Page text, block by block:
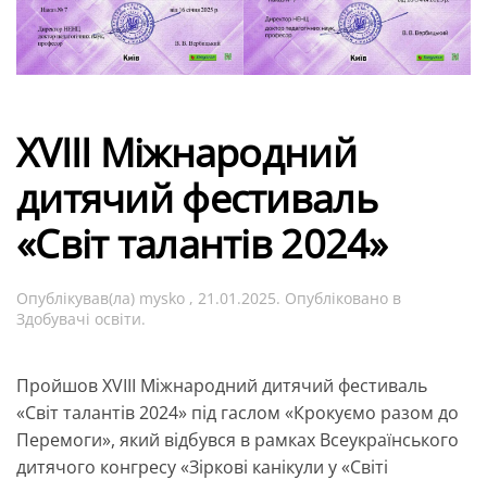
XVIII Міжнародний
дитячий фестиваль
«Світ талантів 2024»
Опублікував(ла) mysko , 21.01.2025. Опубліковано в
Здобувачі освіти.
Пройшов XVIII Міжнародний дитячий фестиваль
«Світ талантів 2024» під гаслом «Крокуємо разом до
Перемоги», який відбувся в рамках Всеукраїнського
дитячого конгресу «Зіркові канікули у «Світі